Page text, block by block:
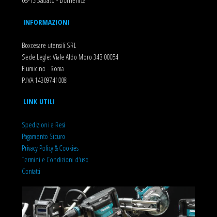
INFORMAZIONI
Boxcesare utensili SRL
Sede Legle: Viale Aldo Moro 34B 00054
Fiumicino - Roma
P.IVA 14309741008
LINK UTILI
Spedizioni e Resi
Pagamento Sicuro
Privacy Policy & Cookies
Termini e Condizioni d'uso
Contatti